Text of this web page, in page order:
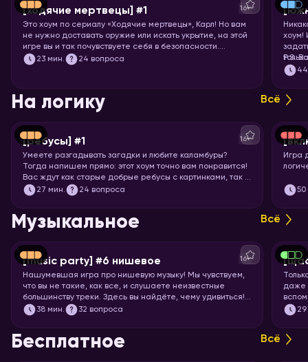
[ходячие мертвецы] #1 16+
Это хоум по сериалу «Ходячие мертвецы», Карл! Но вам
не нужно доставать оружие или искать укрытие, на этой
игре вы и так почувствуете себя в безопасности.
Спросим вас про все 11 сезонов сериала, так что
23 мин. 24 вопроса
хоум!
P.S.
44
На логику Всё
[ребусы] #1 16+
Умеете разгадывать загадки и любите каламбуры?
Тогда напишем прямо: этот хоум точно вам понравится!
Вас ждут как старые добрые ребусы с картинками, так и
вопросы с визуальными подсказками. Вспоминайте, что
27 мин. 24 вопроса
Игра
50
Музыкальное Всё
[music party] #6 нишевое 16+
Нашумевшая игра про нишевую музыку! Мы чувствуем,
что вы не такие, как все, и слушаете неизвестные
большинству треки. Здесь вы найдёте, чему удивиться!
Настраивайте слух на изысканную непопулярную музыку
38 мин. 32 вопроса
даже
29
Бесплатное Всё